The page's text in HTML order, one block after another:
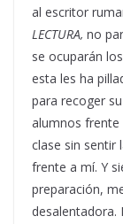
al escritor
LECTURA, no
se ocuparán
esta les ha
para recoger
alumnos frente
clase sin sentir
frente a mí. Y
preparación,
desalentadora.